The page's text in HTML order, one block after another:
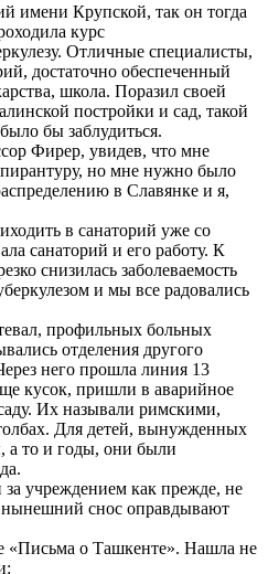
имени Крупской, так он тогда
курс
Отличные специалисты,
достаточно обеспеченный
школа. Поразил своей
постройки и сад, такой
бы заблудиться.
Фирер, увидев, что мне
но мне нужно было
в Славянке и я,
в санаторий уже со
санаторий и его работу. К
снизилась заболеваемость
и мы все радовались
профильных больных
отделения другого
него прошла линия 13
кусок, пришли в аварийное
Их называли римскими,
Для детей, вынужденных
а то и годы, они были
за учреждением как прежде, не
нынешний снос оправдывают
«Письма о Ташкенте». Нашла не